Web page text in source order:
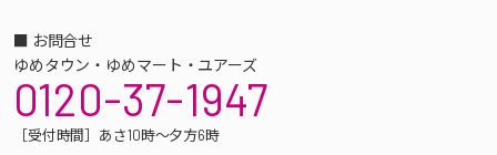
■ お問合せ
ゆめタウン・ゆめマート・ユアーズ
0120-37-1947
［受付時間］あさ10時～夕方6時